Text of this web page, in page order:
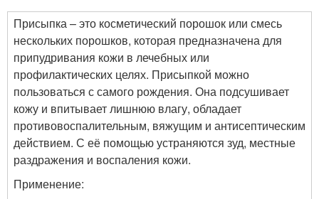
Присыпка – это косметический порошок или смесь
нескольких порошков, которая предназначена для
припудривания кожи в лечебных или
профилактических целях. Присыпкой можно
пользоваться с самого рождения. Она подсушивает
кожу и впитывает лишнюю влагу, обладает
противовоспалительным, вяжущим и антисептическим
действием. С её помощью устраняются зуд, местные
раздражения и воспаления кожи.
Применение: